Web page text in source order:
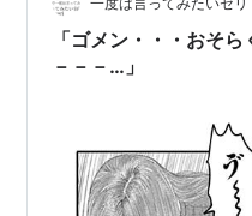
「ゴメン・・・おそ
－－－…」